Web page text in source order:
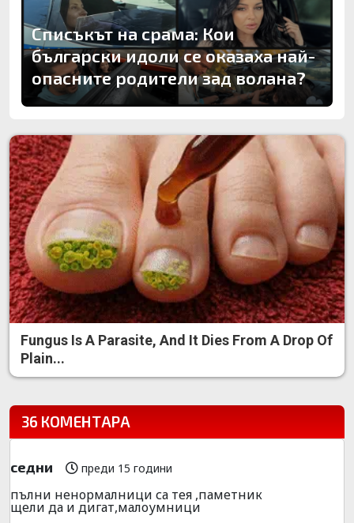
Списъкът на срама: Кои
български идоли се оказаха най-
опасните родители зад волана?
Fungus Is A Parasite, And It Dies From A Drop Of
Plain...
36 КОМЕНТАРА
седни преди 15 години
пълни ненормалници са тея ,паметник
щели да и дигат,малоумници